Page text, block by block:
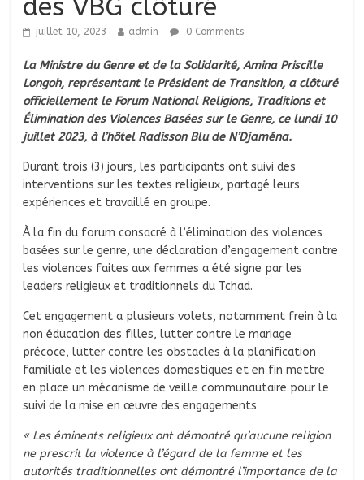
des VBG clôturé
juillet 10, 2023 admin 0 Comments
La Ministre du Genre et de la Solidarité, Amina Priscille
Longoh, représentant le Président de Transition, a clôturé
officiellement le Forum National Religions, Traditions et
Élimination des Violences Basées sur le Genre, ce lundi 10
juillet 2023, à l’hôtel Radisson Blu de N’Djaména.
Durant trois (3) jours, les participants ont suivi des
interventions sur les textes religieux, partagé leurs
expériences et travaillé en groupe.
À la fin du forum consacré à l’élimination des violences
basées sur le genre, une déclaration d’engagement contre
les violences faites aux femmes a été signe par les
leaders religieux et traditionnels du Tchad.
Cet engagement a plusieurs volets, notamment frein à la
non éducation des filles, lutter contre le mariage
précoce, lutter contre les obstacles à la planification
familiale et les violences domestiques et en fin mettre
en place un mécanisme de veille communautaire pour le
suivi de la mise en œuvre des engagements
« Les éminents religieux ont démontré qu’aucune religion
ne prescrit la violence à l’égard de la femme et les
autorités traditionnelles ont démontré l’importance de la